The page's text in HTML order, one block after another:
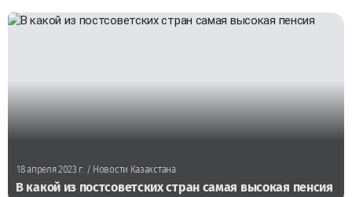
18 апреля 2023 г. / Новости Казахстана
В какой из постсоветских стран самая высокая пенсия